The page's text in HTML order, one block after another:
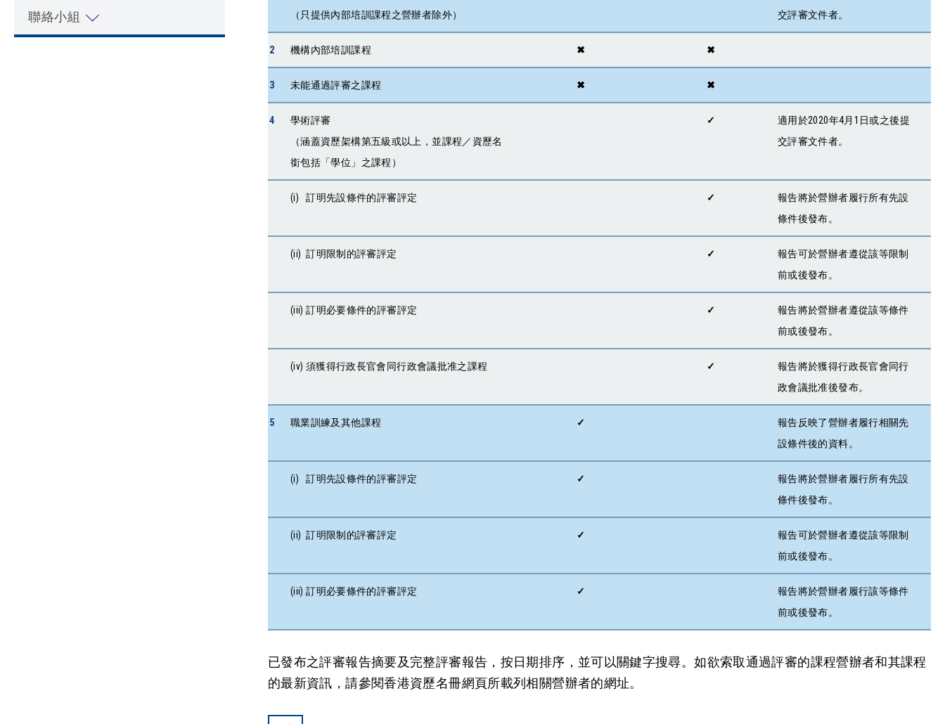
聯絡小組
（只提供內部培訓課程之營辦者除外）
交評審文件者。
2 機構內部培訓課程 ✖ ✖
3 未能通過評審之課程 ✖ ✖
4
學術評審
（涵蓋資歷架構第五級或以上，並課程／資歷名
銜包括「學位」之課程）
✓
適用於2020年4月1日或之後提
交評審文件者。
(i) 訂明先設條件的評審評定 ✓
報告將於營辦者履行所有先設
條件後發布。
(ii) 訂明限制的評審評定 ✓
報告可於營辦者遵從該等限制
前或後發布。
(iii) 訂明必要條件的評審評定 ✓
報告將於營辦者遵從該等條件
前或後發布。
(iv) 須獲得行政長官會同行政會議批准之課程 ✓
報告將於獲得行政長官會同行
政會議批准後發布。
5 職業訓練及其他課程 ✓
報告反映了營辦者履行相關先
設條件後的資料。
(i) 訂明先設條件的評審評定 ✓
報告將於營辦者履行所有先設
條件後發布。
(ii) 訂明限制的評審評定 ✓
報告可於營辦者遵從該等限制
前或後發布。
(iii) 訂明必要條件的評審評定 ✓
報告將於營辦者履行該等條件
前或後發布。
已發布之評審報告摘要及完整評審報告，按日期排序，並可以關鍵字搜尋。如欲索取通過評審的課程營辦者和其課程
的最新資訊，請參閱香港資歷名冊網頁所載列相關營辦者的網址。